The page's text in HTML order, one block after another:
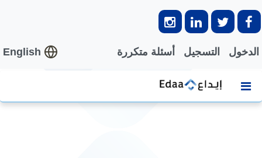
English الدخول التسجيل أسئلة متكررة